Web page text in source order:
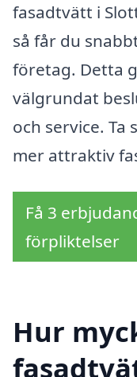
fasadtvätt i
så får du
företag. Detta
välgrundat
och service.
mer attraktiv
Få 3
förpliktelser
Hur